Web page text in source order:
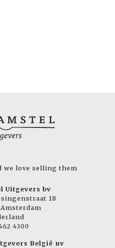
we love selling them
Uitgevers bv
18
Amsterdam
4300
België nv